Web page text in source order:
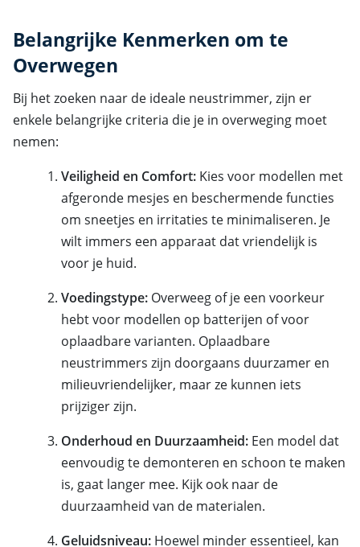
Belangrijke Kenmerken om te
Overwegen
Bij het zoeken naar de ideale neustrimmer, zijn er
enkele belangrijke criteria die je in overweging moet
nemen:
Veiligheid en Comfort: Kies voor modellen met
afgeronde mesjes en beschermende functies
om sneetjes en irritaties te minimaliseren. Je
wilt immers een apparaat dat vriendelijk is
voor je huid.
Voedingstype: Overweeg of je een voorkeur
hebt voor modellen op batterijen of voor
oplaadbare varianten. Oplaadbare
neustrimmers zijn doorgaans duurzamer en
milieuvriendelijker, maar ze kunnen iets
prijziger zijn.
Onderhoud en Duurzaamheid: Een model dat
eenvoudig te demonteren en schoon te maken
is, gaat langer mee. Kijk ook naar de
duurzaamheid van de materialen.
Geluidsniveau: Hoewel minder essentieel, kan